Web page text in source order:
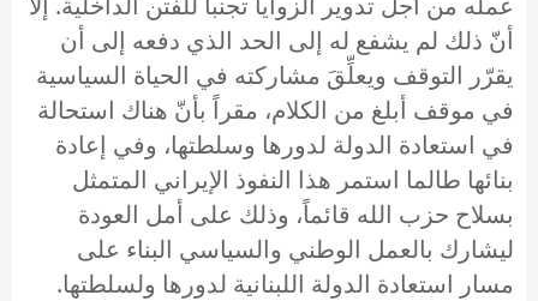
أنّ ذلك لم يشفع له إلى الحد الذي دفعه إلى أن
يقرّر التوقف ويعلِّقَ مشاركته في الحياة السياسية
في موقف أبلغ من الكلام، مقراً بأنّ هناك استحالة
في استعادة الدولة لدورها وسلطتها، وفي إعادة
بنائها طالما استمر هذا النفوذ الإيراني المتمثل
بسلاح حزب الله قائماً، وذلك على أمل العودة
ليشارك بالعمل الوطني والسياسي البناء على
مسار استعادة الدولة اللبنانية لدورها ولسلطتها.